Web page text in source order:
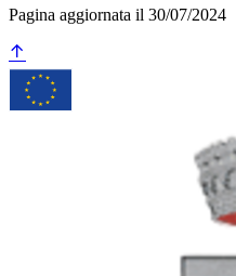
Pagina aggiornata il 30/07/2024